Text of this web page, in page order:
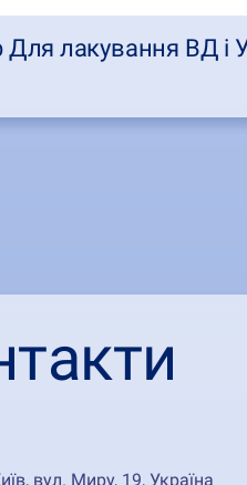
Для лакування ВД і
вул. Миру, 19, Україна